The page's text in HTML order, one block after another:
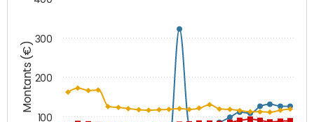
Montants (€)
100
200
300